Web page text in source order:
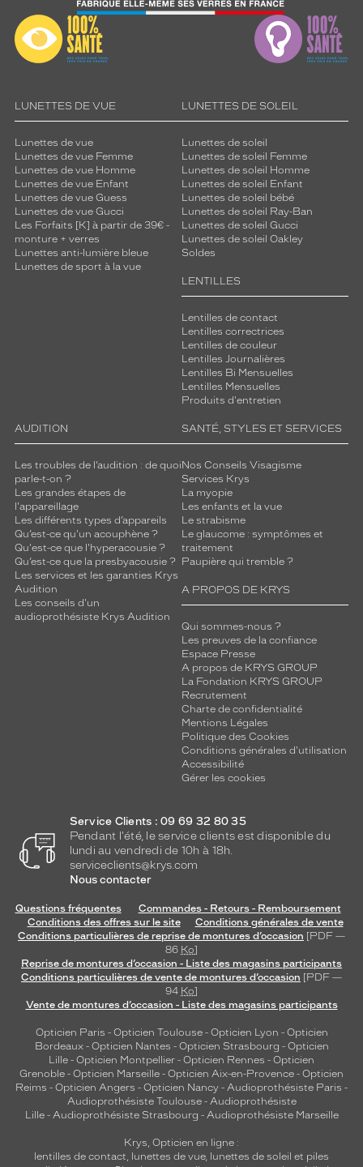
LUNETTES DE VUE
Lunettes de vue
Lunettes de vue Femme
Lunettes de vue Homme
Lunettes de vue Enfant
Lunettes de vue Guess
Lunettes de vue Gucci
Les Forfaits [K] à partir de 39€ -
monture + verres
Lunettes anti-lumière bleue
Lunettes de sport à la vue
LUNETTES DE SOLEIL
Lunettes de soleil
Lunettes de soleil Femme
Lunettes de soleil Homme
Lunettes de soleil Enfant
Lunettes de soleil bébé
Lunettes de soleil Ray-Ban
Lunettes de soleil Gucci
Lunettes de soleil Oakley
Soldes
LENTILLES
Lentilles de contact
Lentilles correctrices
Lentilles de couleur
Lentilles Journalières
Lentilles Bi Mensuelles
Lentilles Mensuelles
Produits d'entretien
AUDITION
Les troubles de l’audition : de quoi
parle-t-on ?
Les grandes étapes de
l'appareillage
Les différents types d’appareils
Qu’est-ce qu'un acouphène ?
Qu'est-ce que l'hyperacousie ?
Qu’est-ce que la presbyacousie ?
Les services et les garanties Krys
Audition
Les conseils d'un
audioprothésiste Krys Audition
SANTÉ, STYLES ET SERVICES
Nos Conseils Visagisme
Services Krys
La myopie
Les enfants et la vue
Le strabisme
Le glaucome : symptômes et
traitement
Paupière qui tremble ?
A PROPOS DE KRYS
Qui sommes-nous ?
Les preuves de la confiance
Espace Presse
A propos de KRYS GROUP
La Fondation KRYS GROUP
Recrutement
Charte de confidentialité
Mentions Légales
Politique des Cookies
Conditions générales d'utilisation
Accessibilité
Gérer les cookies
Service Clients : 09 69 32 80 35
Pendant l'été, le service clients est disponible du
lundi au vendredi de 10h à 18h.
serviceclients@krys.com
Nous contacter
Questions fréquentes
Commandes - Retours - Remboursement
Conditions des offres sur le site
Conditions générales de vente
Conditions particulières de reprise de montures d’occasion [PDF —
86 Ko]
Reprise de montures d’occasion - Liste des magasins participants
Conditions particulières de vente de montures d’occasion [PDF —
94 Ko]
Vente de montures d’occasion - Liste des magasins participants
Opticien Paris - Opticien Toulouse- Opticien Lyon - Opticien
Bordeaux- Opticien Nantes - Opticien Strasbourg - Opticien
Lille - Opticien Montpellier - Opticien Rennes - Opticien
Grenoble - Opticien Marseille - Opticien Aix-en-Provence - Opticien
Reims - Opticien Angers - Opticien Nancy - Audioprothésiste Paris -
Audioprothésiste Toulouse- Audioprothésiste
Lille- Audioprothésiste Strasbourg - Audioprothésiste Marseille
Krys, Opticien en ligne :
lentilles de contact, lunettes de vue, lunettes de soleil et piles